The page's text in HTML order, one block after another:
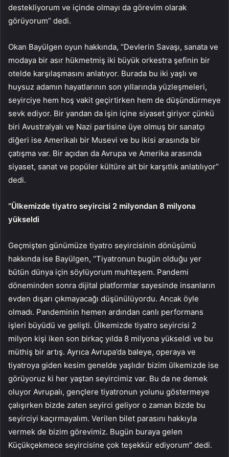
destekliyorum ve içinde olmayı da görevim olarak
görüyorum’’ dedi.
Okan Bayülgen oyun hakkında, ‘’Devlerin Savaşı, sanata ve
modaya bir asır hükmetmiş iki büyük orkestra şefinin bir
otelde karşılaşmasını anlatıyor. Burada bu iki yaşlı ve
huysuz adamın hayatlarının son yıllarında yüzleşmeleri,
seyirciye hem hoş vakit geçirtirken hem de düşündürmeye
sevk ediyor. Bir yandan da işin içine siyaset giriyor çünkü
biri Avustralyalı ve Nazi partisine üye olmuş bir sanatçı
diğeri ise Amerikalı bir Musevi ve bu ikisi arasında bir
çatışma var. Bir açıdan da Avrupa ve Amerika arasında
siyaset, sanat ve popüler kültüre ait bir karşıtlık anlatılıyor’’
dedi.
‘’Ülkemizde tiyatro seyircisi 2 milyondan 8 milyona
yükseldi
Geçmişten günümüze tiyatro seyircisinin dönüşümü
hakkında ise Bayülgen, ‘’Tiyatronun bugün olduğu yer
bütün dünya için söylüyorum muhteşem. Pandemi
döneminden sonra dijital platformlar sayesinde insanların
evden dışarı çıkmayacağı düşünülüyordu. Ancak öyle
olmadı. Pandeminin hemen ardından canlı performans
işleri büyüdü ve gelişti. Ülkemizde tiyatro seyircisi 2
milyon kişi iken son birkaç yılda 8 milyona yükseldi ve bu
müthiş bir artış. Ayrıca Avrupa’da baleye, operaya ve
tiyatroya giden kesim genelde yaşlıdır bizim ülkemizde ise
görüyoruz ki her yaştan seyircimiz var. Bu da ne demek
oluyor Avrupalı, gençlere tiyatronun yolunu göstermeye
çalışırken bizde zaten seyirci geliyor o zaman bizde bu
seyirciyi kaçırmayalım. Verilen bilet parasını hakkıyla
vermek de bizim görevimiz. Bugün buraya gelen
Küçükçekmece seyircisine çok teşekkür ediyorum’’ dedi.